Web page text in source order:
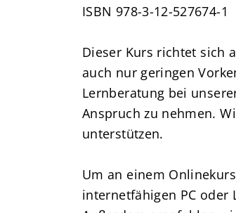
ISBN 978-3-12-527674-1
Dieser Kurs richtet sich
auch nur geringen
Lernberatung bei
Anspruch zu nehmen.
unterstützen.
Um an einem
internetfähigen PC oder